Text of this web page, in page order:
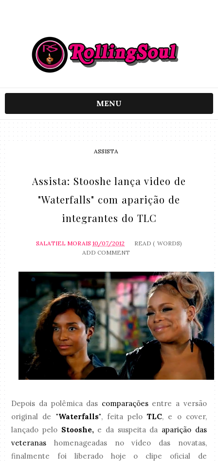
MENU
ASSISTA
Assista: Stooshe lança video de
"Waterfalls" com aparição de
integrantes do TLC
SALATIEL MORAIS 10/07/2012 READ ( WORDS)
ADD COMMENT
Depois da polêmica das comparaçõesentre a versão
original de "Waterfalls", feita pelo TLC, e o cover,
lançado pelo Stooshe,e da suspeita da aparição das
veteranas homenageadas no vídeo das novatas,
finalmente foi liberado hoje o clipe oficial de